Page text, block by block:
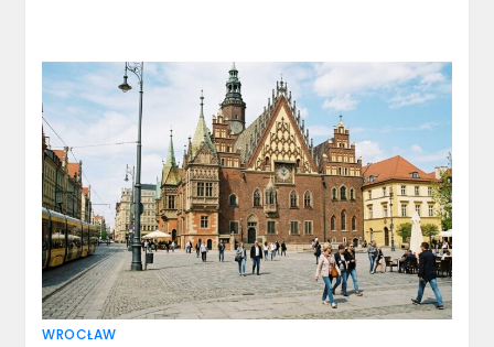
WROCŁAW